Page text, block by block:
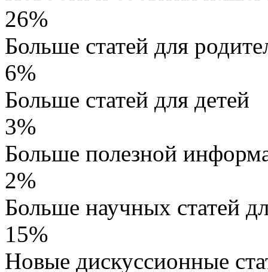
26%
Больше статей для
6%
Больше статей для детей
3%
Больше полезной
2%
Больше научных статей
15%
Новые дискуссионные